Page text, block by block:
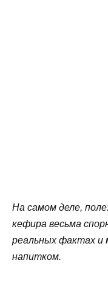
На самом деле,
кефира весьма
реальных фактах и
напитком.